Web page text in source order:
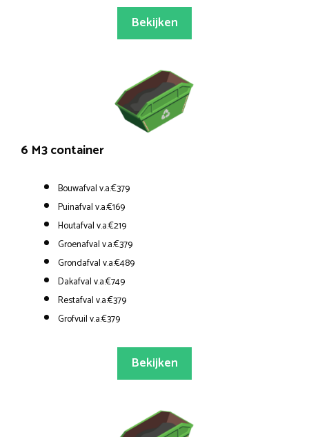
Bekijken
6 M3 container
Bouwafval v.a.€379
Puinafval v.a.€169
Houtafval v.a.€219
Groenafval v.a.€379
Grondafval v.a.€489
Dakafval v.a.€749
Restafval v.a.€379
Grofvuil v.a.€379
Bekijken